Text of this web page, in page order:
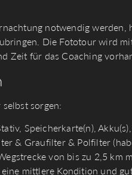
notwendig werden,
Die Fototour wird
Zeit für das Coaching
sorgen:
Speicherkarte(n),
& Graufilter & Polfilter
von bis zu 2,5 km
eine mittlere Kondition und